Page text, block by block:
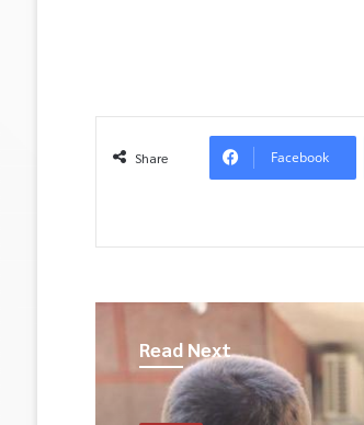
Share Facebook
Read Next